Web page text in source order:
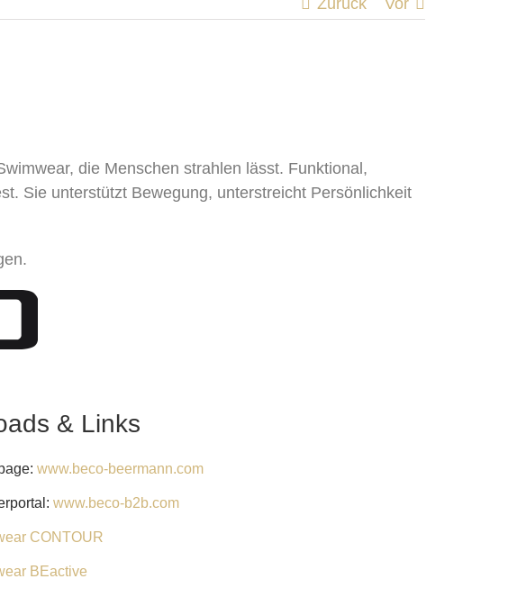
Zurück Vor
die Menschen strahlen lässt. Funktional,
Sie unterstützt Bewegung, unterstreicht Persönlichkeit
& Links
www.beco-beermann.com
www.beco-b2b.com
CONTOUR
BEactive